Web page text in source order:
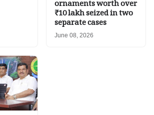
ornaments worth over
₹10 lakh seized in two
separate cases
June 08, 2026